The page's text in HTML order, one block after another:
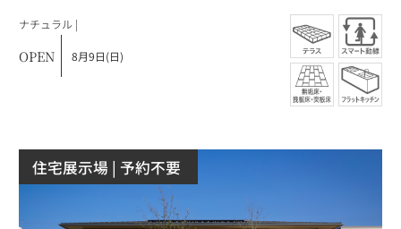
ナチュラル |
OPEN 8月9日(日)
住宅展示場 | 予約不要